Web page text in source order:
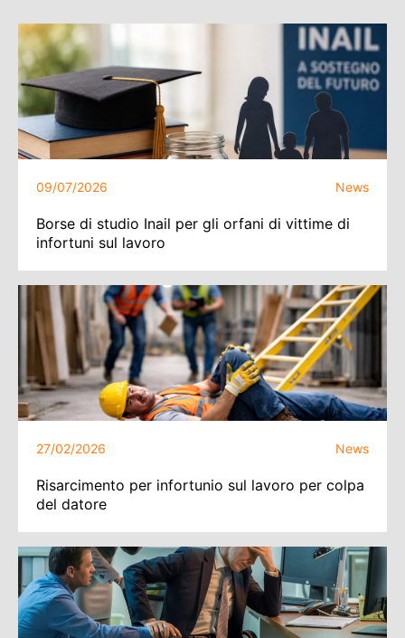
09/07/2026 News
Borse di studio Inail per gli orfani di vittime di
infortuni sul lavoro
27/02/2026 News
Risarcimento per infortunio sul lavoro per colpa
del datore